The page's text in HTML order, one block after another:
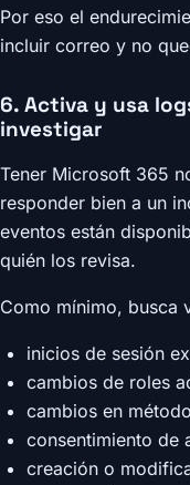
Por eso el
incluir correo y no
6. Activa y usa
investigar
Tener Microsoft 365
responder bien a un
eventos están
quién los revisa.
Como mínimo, busca
inicios de sesión
cambios de roles
cambios en
consentimiento de
creación o